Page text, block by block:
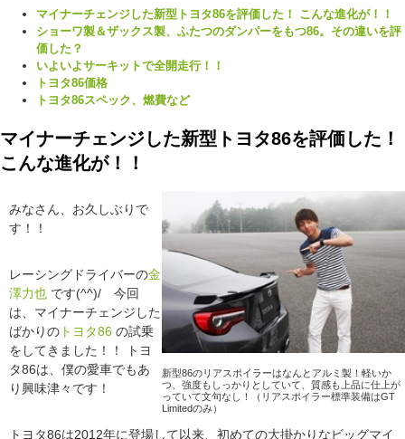
マイナーチェンジした新型トヨタ86を評価した！ こんな進化が！！
ショーワ製＆ザックス製、ふたつのダンパーをもつ86。その違いを評
価した？
いよいよサーキットで全開走行！！
トヨタ86価格
トヨタ86スペック、燃費など
マイナーチェンジした新型トヨタ86を評価した！
こんな進化が！！
新型86のリアスポイラーはなんとアルミ製！軽いか
つ、強度もしっかりとしていて、質感も上品に仕上が
っていて文句なし！（リアスポイラー標準装備はGT
Limitedのみ）
みなさん、お久しぶりで
す！！
レーシングドライバーの金
澤力也 です(^^)/ 今回
は、マイナーチェンジした
ばかりの トヨタ86 の試乗
をしてきました！！ トヨ
タ86は、僕の愛車でもあ
り興味津々です！
トヨタ86は2012年に登場して以来、初めての大掛かりなビッグマイ